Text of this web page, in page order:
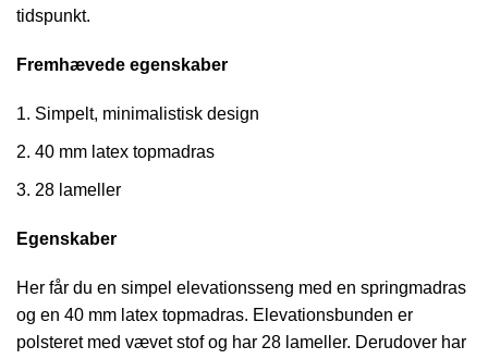
tidspunkt.
Fremhævede egenskaber
Simpelt, minimalistisk design
40 mm latex topmadras
28 lameller
Egenskaber
Her får du en simpel elevationsseng med en springmadras
og en 40 mm latex topmadras. Elevationsbunden er
polsteret med vævet stof og har 28 lameller. Derudover har